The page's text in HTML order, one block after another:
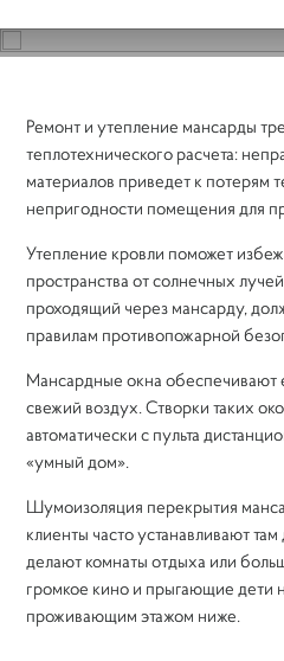
Ремонт таунхаусов:
Ремонт и утепление мансарды
теплотехнического расчета:
материалов приведет к потерям
непригодности помещения для
Утепление кровли поможет
пространства от солнечных
проходящий через мансарду,
правилам противопожарной
Мансардные окна обеспечивают
свежий воздух. Створки таких
автоматически с пульта
«умный дом».
Шумоизоляция перекрытия
клиенты часто устанавливают
делают комнаты отдыха или
громкое кино и прыгающие дети
проживающим этажом ниже.